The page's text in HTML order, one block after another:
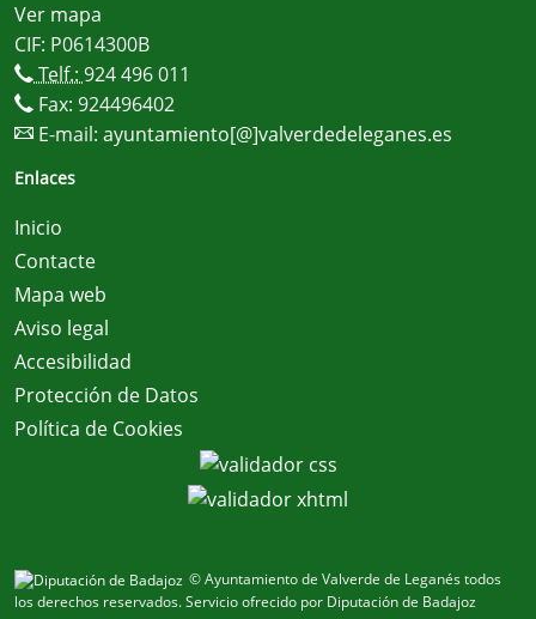
Ver mapa
CIF: P0614300B
Telf.: 924 496 011
Fax: 924496402
E-mail: ayuntamiento[@]valverdedeleganes.es
Enlaces
Inicio
Contacte
Mapa web
Aviso legal
Accesibilidad
Protección de Datos
Política de Cookies
© Ayuntamiento de Valverde de Leganés todos
los derechos reservados.Servicio ofrecido por Diputación de Badajoz